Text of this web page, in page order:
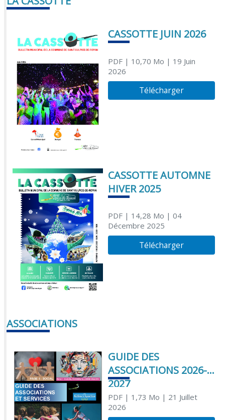
CASSOTTE JUIN 2026
PDF| 10,70 Mo | 19 Juin
2026
Télécharger
CASSOTTE AUTOMNE
HIVER 2025
PDF| 14,28 Mo | 04
Décembre 2025
Télécharger
ASSOCIATIONS
GUIDE DES
ASSOCIATIONS 2026-
2027
PDF| 1,73 Mo | 21 Juillet
2026